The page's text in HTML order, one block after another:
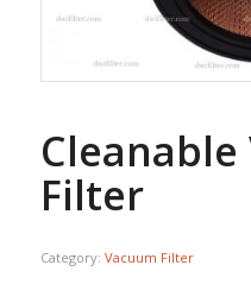
Filter
Category: Vacuum Filter